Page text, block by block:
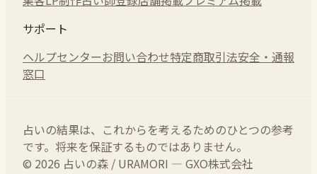
サポート
ヘルプセンターお問い合わせ特定商取引法安全・通報
窓口
占いの結果は、これからを考えるためのひとつの参考
です。将来を保証するものではありません。
© 2026 占いの森 / URAMORI — GXO株式会社